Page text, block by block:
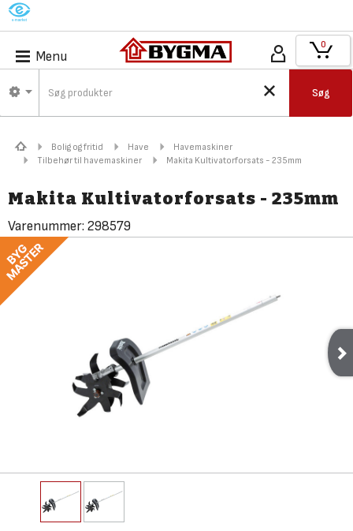
M
Menu
Søg
0
Bolig og fritid Have
Havemaskiner
Tilbehør til havemaskiner
Makita Kultivatorforsats - 235mm
Makita Kultivatorforsats - 235mm
Varenummer: 298579